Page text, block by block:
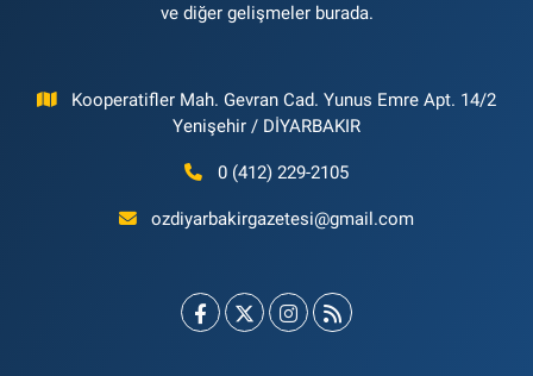
ve diğer gelişmeler burada.
Kooperatifler Mah. Gevran Cad. Yunus Emre Apt. 14/2
Yenişehir / DİYARBAKIR
0 (412) 229-2105
ozdiyarbakirgazetesi@gmail.com